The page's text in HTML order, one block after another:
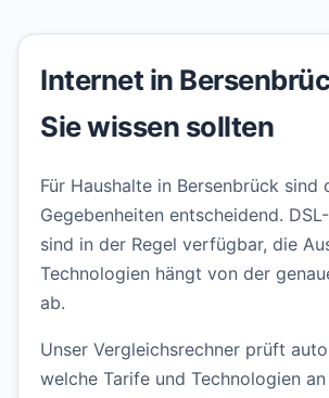
Internet in
Sie wissen sollten
Für Haushalte in Bersenbrück sind
Gegebenheiten entscheidend.
sind in der Regel verfügbar, die
Technologien hängt von der
ab.
Unser Vergleichsrechner prüft
welche Tarife und Technologien